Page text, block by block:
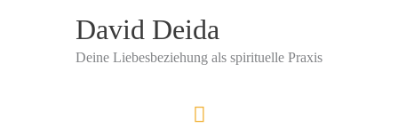
David Deida
Deine Liebesbeziehung als spirituelle Praxis
Hauptmenü